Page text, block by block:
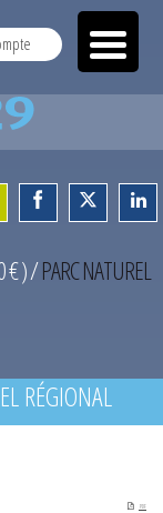
€ )/PARC NATUREL
RÉGIONAL
PDF